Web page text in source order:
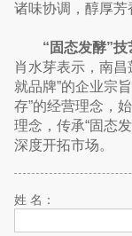
诸味协调，醇厚芳
“固态发酵”
肖水芽表示，南
就品牌”的企业宗
存”的经营理念，
理念，传承“固态
深度开拓市场。
姓 名：